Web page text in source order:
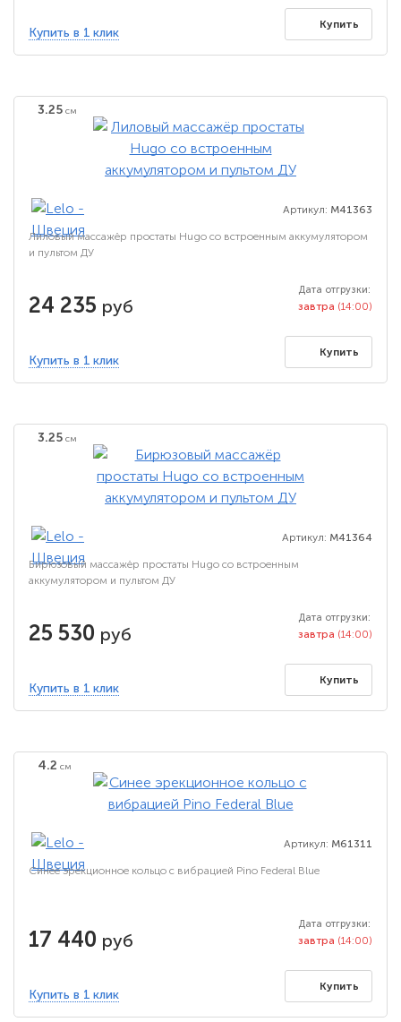
Купить в 1 клик
Купить
3.25 см
Артикул: M41363
Лиловый массажёр простаты Hugo со встроенным аккумулятором
и пультом ДУ
24 235 руб
Дата отгрузки:
завтра (14:00)
Купить в 1 клик
Купить
3.25 см
Артикул: M41364
Бирюзовый массажёр простаты Hugo со встроенным
аккумулятором и пультом ДУ
25 530 руб
Дата отгрузки:
завтра (14:00)
Купить в 1 клик
Купить
4.2 см
Артикул: M61311
Синее эрекционное кольцо с вибрацией Pino Federal Blue
17 440 руб
Дата отгрузки:
завтра (14:00)
Купить в 1 клик
Купить